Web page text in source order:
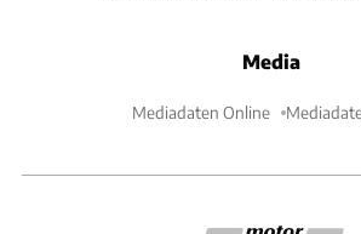
Media
Mediadaten Online